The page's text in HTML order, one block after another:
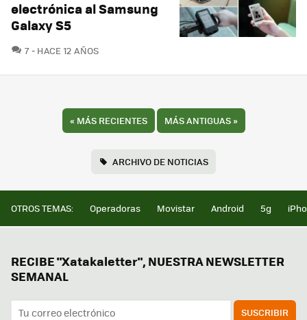
electrónica al Samsung
Galaxy S5
7COMENTARIOS
HACE 12 AÑOS
« MÁS RECIENTES MÁS ANTIGUAS»
ARCHIVO DE NOTICIAS
OTROS TEMAS: Operadoras Movistar Android 5g
RECIBE "Xatakaletter", NUESTRA NEWSLETTER
SEMANAL
SUSCRIBIR